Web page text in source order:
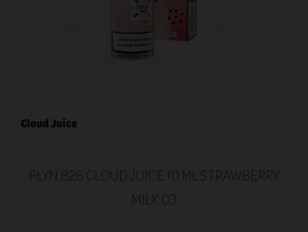
Cloud Juice
PŁYN B26 CLOUD JUICE 10 ML STRAWBERRY
MILK 03